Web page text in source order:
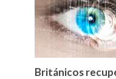
Británicos